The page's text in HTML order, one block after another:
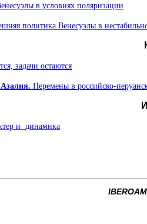
в условиях поляризации
политика Венесуэлы в
задачи остаются
Перемены в российско-
и динамика